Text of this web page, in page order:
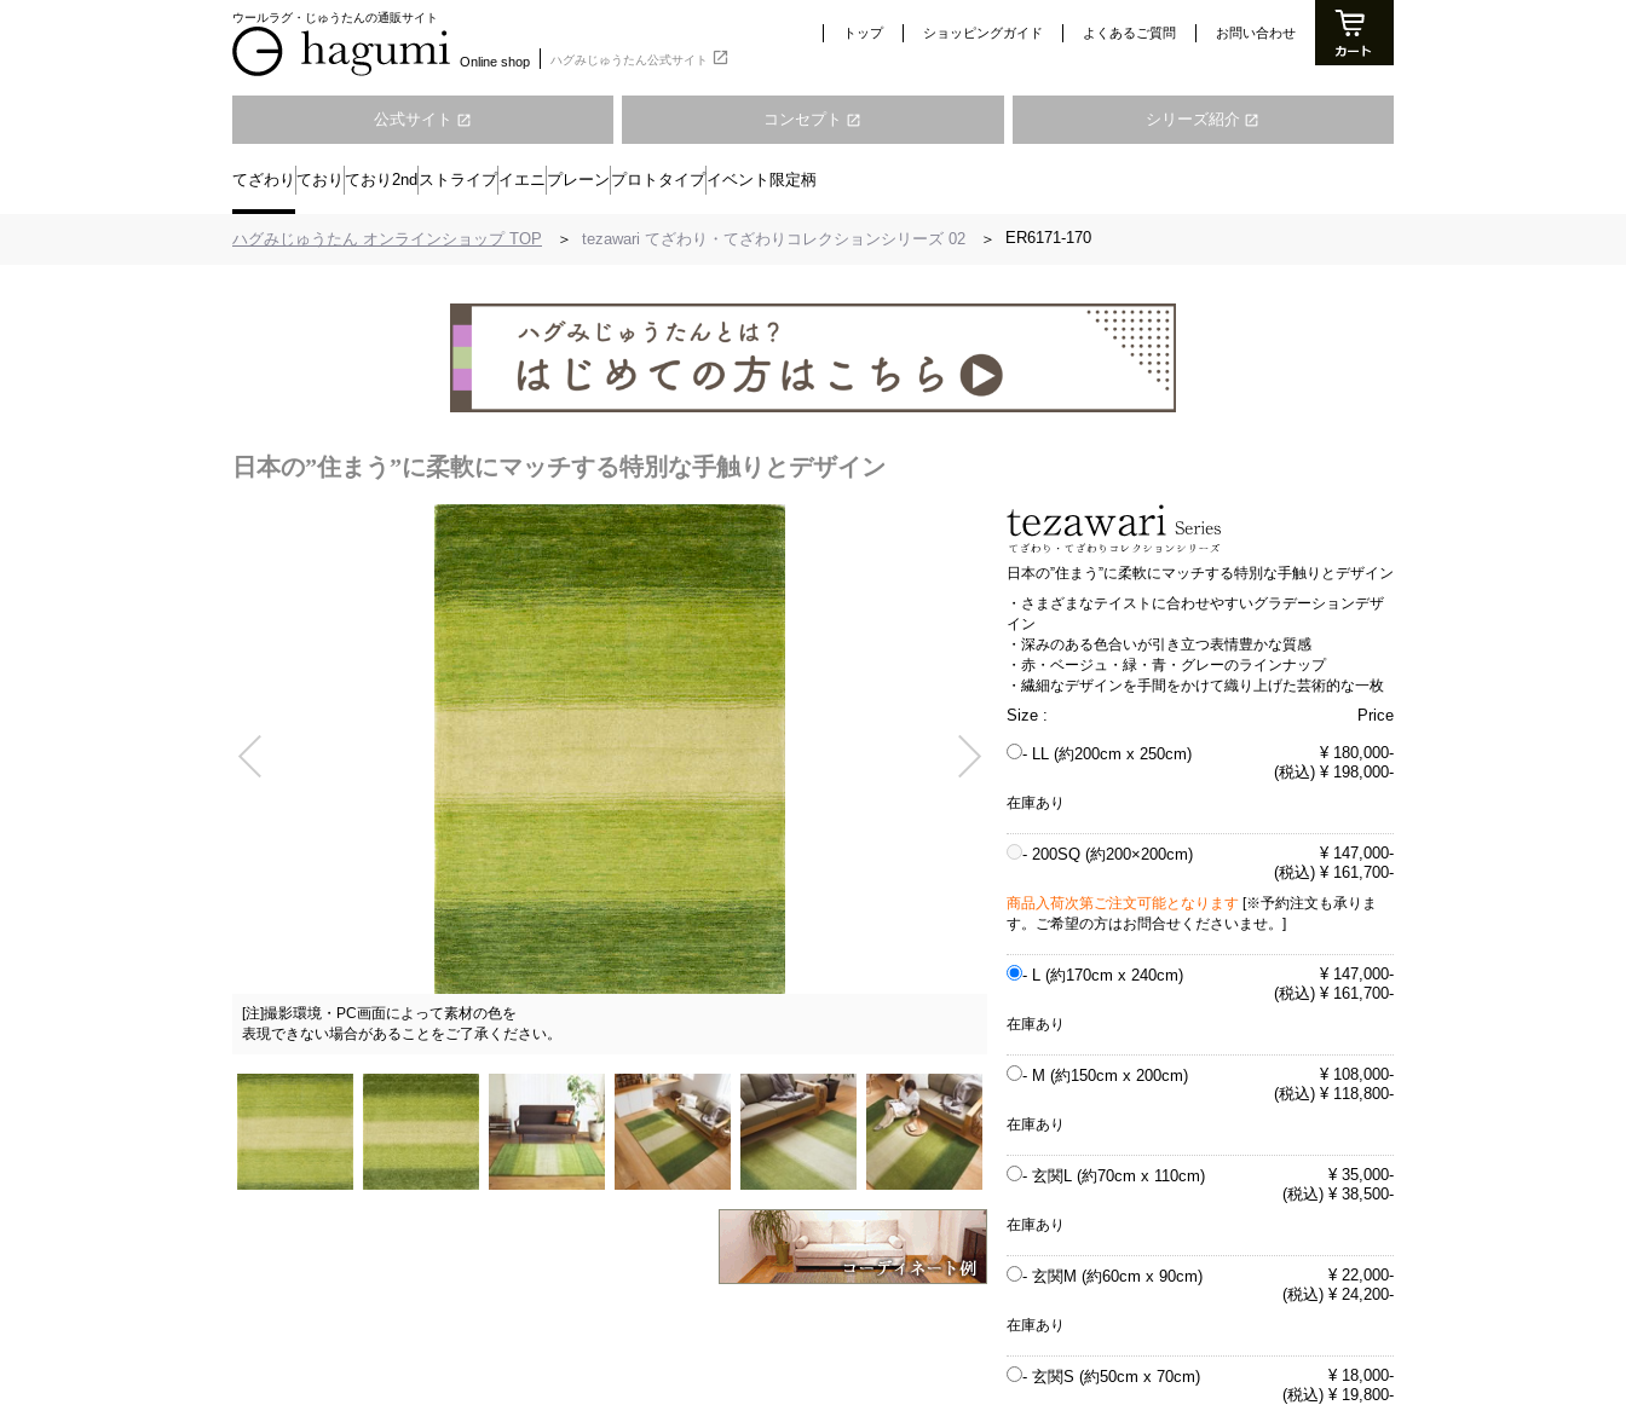
ウールラグ・じゅうたんの通販サイト
Online shop ハグみじゅうたん公式サイト open_in_new
トップ ショッピングガイド よくあるご質問 お問い合わせ
公式サイト open_in_new コンセプト open_in_new シリーズ紹介 open_in_new
てざわり ており ており2nd ストライプイエニ プレーン プロトタイプイベント限定柄
ハグみじゅうたん オンラインショップ TOP tezawari てざわり・てざわりコレクションシリーズ 02 ER6171-170
日本の”住まう”に柔軟にマッチする特別な手触りとデザイン
[注]撮影環境・PC画面によって素材の色を
表現できない場合があることをご了承ください。
日本の”住まう”に柔軟にマッチする特別な手触りとデザイン
・さまざまなテイストに合わせやすいグラデーションデザ
イン
・深みのある色合いが引き立つ表情豊かな質感
・赤・ベージュ・緑・青・グレーのラインナップ
・繊細なデザインを手間をかけて織り上げた芸術的な一枚
Size : Price
- LL (約200cm x 250cm)
¥ 180,000-
(税込) ¥ 198,000-
在庫あり
- 200SQ (約200×200cm)
¥ 147,000-
(税込) ¥ 161,700-
商品入荷次第ご注文可能となります [※予約注文も承りま
す。ご希望の方はお問合せくださいませ。]
- L (約170cm x 240cm)
¥ 147,000-
(税込) ¥ 161,700-
在庫あり
- M (約150cm x 200cm)
¥ 108,000-
(税込) ¥ 118,800-
在庫あり
- 玄関L (約70cm x 110cm)
¥ 35,000-
(税込) ¥ 38,500-
在庫あり
- 玄関M (約60cm x 90cm)
¥ 22,000-
(税込) ¥ 24,200-
在庫あり
- 玄関S (約50cm x 70cm)
¥ 18,000-
(税込) ¥ 19,800-